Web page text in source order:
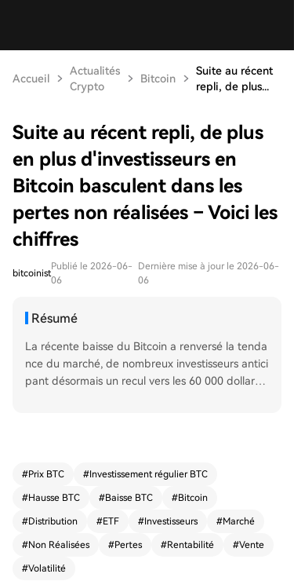
Accueil
Actualités
Crypto
Bitcoin
Suite au récent
repli, de plus...
Suite au récent repli, de plus
en plus d'investisseurs en
Bitcoin basculent dans les
pertes non réalisées – Voici les
chiffres
bitcoinist
Publié le 2026-06-
06
Dernière mise à jour le 2026-06-
06
Résumé
La récente baisse du Bitcoin a renversé la tenda
nce du marché, de nombreux investisseurs antici
pant désormais un recul vers les 60 000 dollars.
maine dernière. La part de l'offre détenue à un
au bas mais encore supérieur aux creux des cycl
es baissiers précédents. Ki Young Ju, fondateur
rt de propriété. Malgré des achats institutionnels
#Prix BTC #Investissement régulier BTC
#Hausse BTC #Baisse BTC #Bitcoin
#Distribution #ETF #Investisseurs #Marché
#Non Réalisées #Pertes #Rentabilité #Vente
#Volatilité